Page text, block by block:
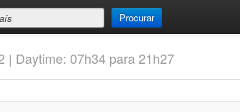
Procurar
| Daytime: 07h34 para 21h27